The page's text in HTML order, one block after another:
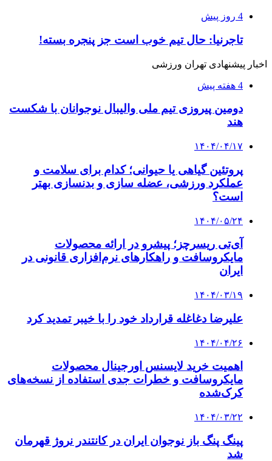
4 روز پیش
تاجرنیا: حال تیم خوب است جز پنجره بسته!
اخبار پیشنهادی تهران ورزشی
4 هفته پیش
دومین پیروزی تیم ملی والیبال نوجوانان با شکست
هند
۱۴۰۴/۰۴/۱۷
پروتئین گیاهی یا حیوانی؛ کدام برای سلامت و
عملکرد ورزشی، عضله سازی و بدنسازی بهتر
است؟
۱۴۰۴/۰۵/۲۴
آی‌تی ریسرچز؛ پیشرو در ارائه محصولات
مایکروسافت و راهکارهای نرم‌افزاری قانونی در
ایران
۱۴۰۴/۰۳/۱۹
علیرضا دغاغله قرارداد خود را با خیبر تمدید کرد
۱۴۰۴/۰۴/۲۶
اهمیت خرید لایسنس اورجینال محصولات
مایکروسافت و خطرات جدی استفاده از نسخه‌های
کرک‌شده
۱۴۰۴/۰۳/۲۲
پینگ پنگ باز نوجوان ایران در کانتندر نروژ قهرمان
شد